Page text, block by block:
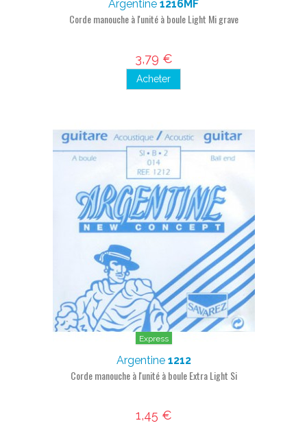
Argentine 1216MF
Corde manouche à l'unité à boule Light Mi grave
3,79 €
Acheter
Express
Argentine 1212
Corde manouche à l'unité à boule Extra Light Si
1,45 €